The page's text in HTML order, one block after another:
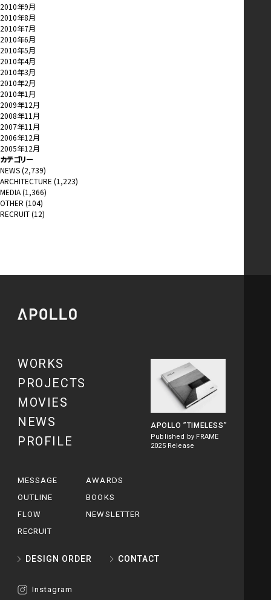
2010年9月
2010年8月
2010年7月
2010年6月
2010年5月
2010年4月
2010年3月
2010年2月
2010年1月
2009年12月
2008年11月
2007年11月
2006年12月
2005年12月
カテゴリー
NEWS(2,739)
ARCHITECTURE (1,223)
MEDIA(1,366)
OTHER (104)
RECRUIT(12)
WORKS
PROJECTS
MOVIES
NEWS
PROFILE
APOLLO”TIMELESS”
Published by FRAME
2025 Release
MESSAGE
AWARDS
OUTLINE
BOOKS
FLOW
NEWSLETTER
RECRUIT
DESIGN ORDER CONTACT
Instagram